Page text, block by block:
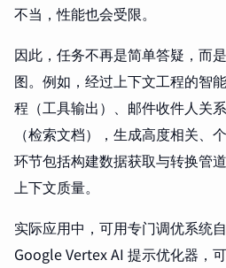
不当，性能也会受限。
因此，任务不再是简单答疑，而
图。例如，经过上下文工程的智
程（工具输出）、邮件收件人关
（检索文档），生成高度相关、
环节包括构建数据获取与转换管
上下文质量。
实际应用中，可用专门调优系统
Google Vertex AI 提示优化器，